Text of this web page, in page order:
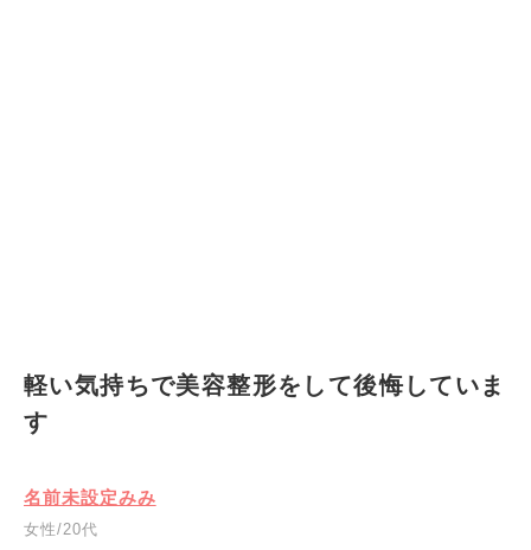
軽い気持ちで美容整形をして後悔していま
す
名前未設定みみ
女性/20代